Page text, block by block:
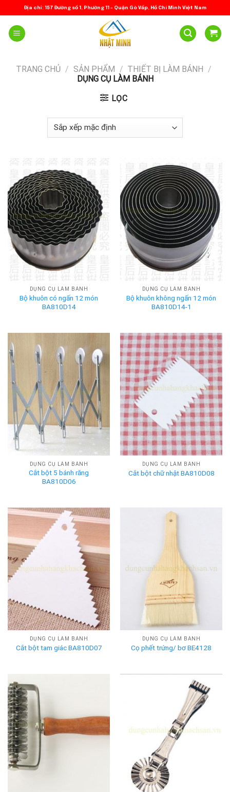
to
content
Địa chỉ: 157 Đường số 1, Phường 11 – Quận Gò Vấp, Hồ Chí Minh Việt Nam
TRANG CHỦ / SẢN PHẨM / THIẾT BỊ LÀM BÁNH /
DỤNG CỤ LÀM BÁNH
LỌC
DỤNG CỤ LÀM BÁNH
Bộ khuôn có ngấn 12 món
BA810D14
DỤNG CỤ LÀM BÁNH
Bộ khuôn không ngấn 12 món
BA810D14-1
DỤNG CỤ LÀM BÁNH
Cắt bột 5 bánh răng
BA810D06
DỤNG CỤ LÀM BÁNH
Cắt bột chữ nhật BA810D08
DỤNG CỤ LÀM BÁNH
Cắt bột tam giác BA810D07
DỤNG CỤ LÀM BÁNH
Cọ phết trứng/ bơ BE4128